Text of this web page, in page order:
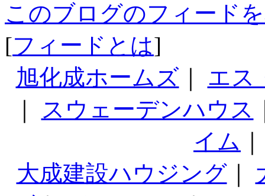
このブログのフィード
[フィードとは]
旭化成ホームズ｜ エス
スウェーデンハウス
イム
大成建設ハウジング｜